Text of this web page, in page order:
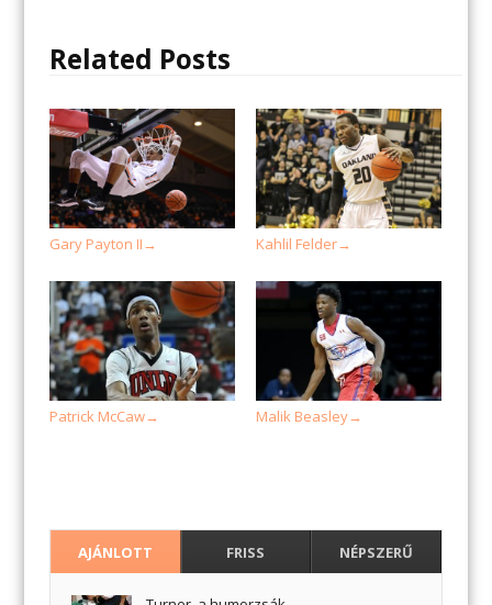
Related Posts
Gary Payton II → Kahlil Felder→
Patrick McCaw→ Malik Beasley→
AJÁNLOTT FRISS NÉPSZERŰ